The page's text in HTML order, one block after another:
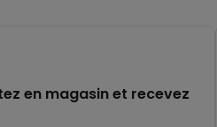
en magasin et recevez